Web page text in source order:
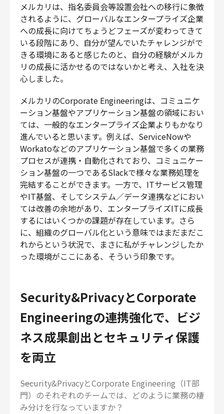
メルカリは、指名委員会等設置会社への移行に象徴
されるように、グローバルなエンタープライズ企業
への成長に向けてちょうどフェーズが変わってきて
いる段階にあり、自分が望んでいたチャレンジがで
きる環境にあると感じたのと、自分の経験がメルカ
リの成長に活かせるのではないかと考え、入社を決
心しました。
メルカリのCorporate Engineeringは、コミュニケ
ーション基盤やアプリケーション基盤の領域におい
ては、一般的なエンタープライズ企業よりもかなり
進んでいると思います。例えば、ServiceNowや
Workatoなどのアプリケーション基盤で多くの業務
プロセスが連携・自動化されており、コミュニケー
ション基盤の一つであるSlackで様々な業務処理を
完結することができます。一方で、ITサービス管理
やIT基盤、そしてシステム／データ連携などにおい
ては改善の余地があり、エンタープライズITに成長
するにはいくつかの課題が存在しています。さら
に、組織のグローバル化という意味ではまだまだこ
れからという状況で、まさに私がチャレンジしたか
った環境がここにある、そういう印象です。
Security&PrivacyとCorporate
Engineeringの連携強化で、ビジ
ネス成果創出とセキュリティ保護
を両立
――Security&PrivacyとCorporate Engineering（IT部
門）のそれぞれのチームでは、どのように業務の棲
み分けを行なっていますか？